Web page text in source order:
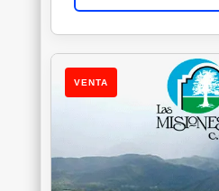
VENTA